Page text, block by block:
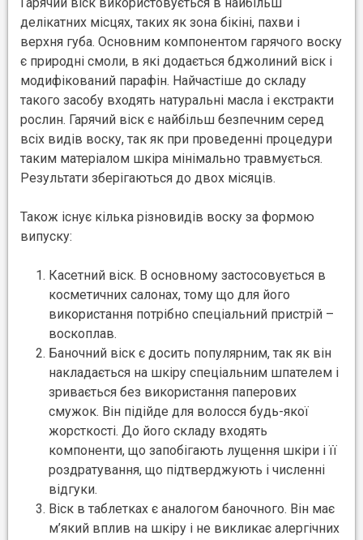
делікатних місцях, таких як зона бікіні, пахви і
верхня губа. Основним компонентом гарячого воску
є природні смоли, в які додається бджолиний віск і
модифікований парафін. Найчастіше до складу
такого засобу входять натуральні масла і екстракти
рослин. Гарячий віск є найбільш безпечним серед
всіх видів воску, так як при проведенні процедури
таким матеріалом шкіра мінімально травмується.
Результати зберігаються до двох місяців.
Також існує кілька різновидів воску за формою
випуску:
Касетний віск. В основному застосовується в
косметичних салонах, тому що для його
використання потрібно спеціальний пристрій –
воскоплав.
Баночний віск є досить популярним, так як він
накладається на шкіру спеціальним шпателем і
зривається без використання паперових
смужок. Він підійде для волосся будь-якої
жорсткості. До його складу входять
компоненти, що запобігають лущення шкіри і її
роздратування, що підтверджують і численні
відгуки.
Віск в таблетках є аналогом баночного. Він має
м’який вплив на шкіру і не викликає алергічних